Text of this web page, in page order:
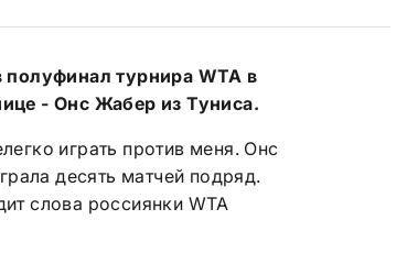
турнира WTA в
- Онс Жабер из Туниса.
играть против меня. Онс
десять матчей подряд.
слова россиянки WTA